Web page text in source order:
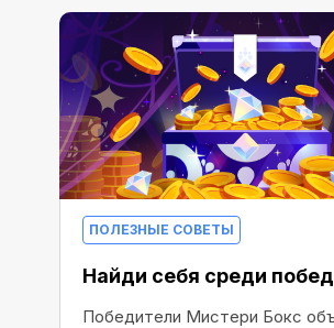
ПОЛЕЗНЫЕ СОВЕТЫ
Найди себя среди
Победители Мистери Бокс